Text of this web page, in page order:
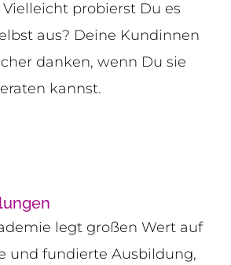
probierst Du es
aus? Deine Kundinnen
danken, wenn Du sie
kannst.
legt großen Wert auf
und fundierte Ausbildung,